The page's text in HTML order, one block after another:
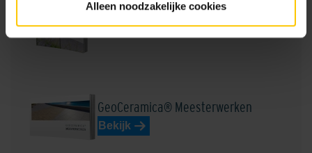
Alleen noodzakelijke cookies
GeoCeramica® Meesterwerken
Bekijk